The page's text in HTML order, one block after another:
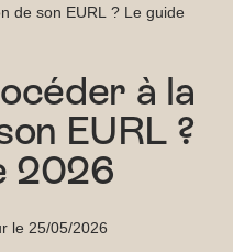
de son EURL ? Le guide
à la
EURL ?
2026
le 25/05/2026